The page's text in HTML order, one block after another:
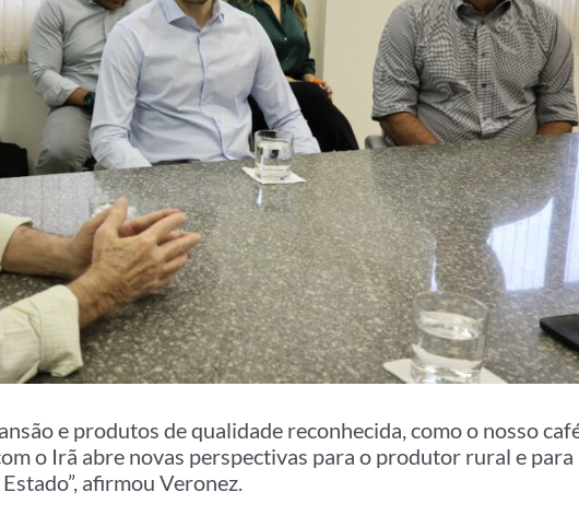
e produtos de qualidade reconhecida, como o nosso
o Irã abre novas perspectivas para o produtor rural e para
afirmou Veronez.